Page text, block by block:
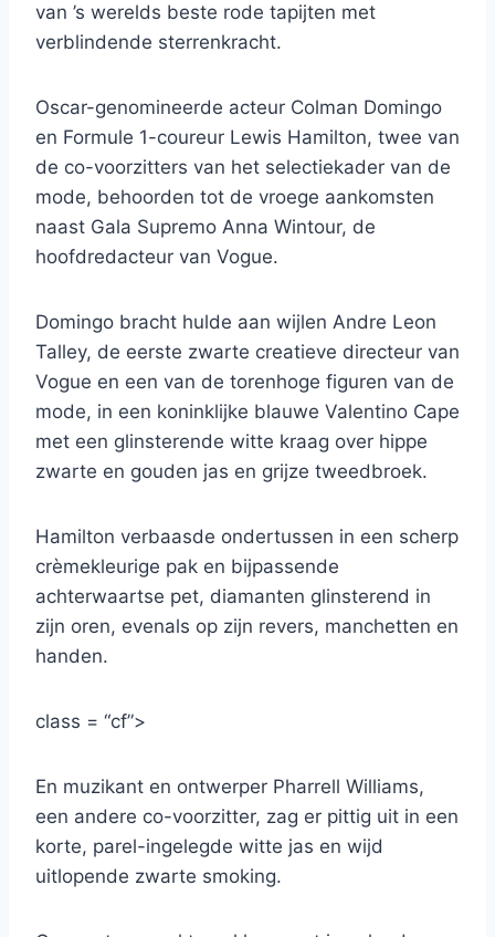
van ’s werelds beste rode tapijten met
verblindende sterrenkracht.
Oscar-genomineerde acteur Colman Domingo
en Formule 1-coureur Lewis Hamilton, twee van
de co-voorzitters van het selectiekader van de
mode, behoorden tot de vroege aankomsten
naast Gala Supremo Anna Wintour, de
hoofdredacteur van Vogue.
Domingo bracht hulde aan wijlen Andre Leon
Talley, de eerste zwarte creatieve directeur van
Vogue en een van de torenhoge figuren van de
mode, in een koninklijke blauwe Valentino Cape
met een glinsterende witte kraag over hippe
zwarte en gouden jas en grijze tweedbroek.
Hamilton verbaasde ondertussen in een scherp
crèmekleurige pak en bijpassende
achterwaartse pet, diamanten glinsterend in
zijn oren, evenals op zijn revers, manchetten en
handen.
class = “cf”>
En muzikant en ontwerper Pharrell Williams,
een andere co-voorzitter, zag er pittig uit in een
korte, parel-ingelegde witte jas en wijd
uitlopende zwarte smoking.